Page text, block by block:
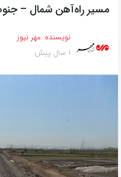
مسیر راه‌آهن شمال –
نویسنده: مهر نیوز
1 سال پیش